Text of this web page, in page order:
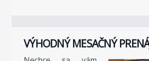
VÝHODNÝ MESAČNÝ